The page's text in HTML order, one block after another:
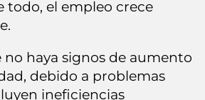
todo, el empleo crece
no haya signos de aumento
debido a problemas
ineficiencias